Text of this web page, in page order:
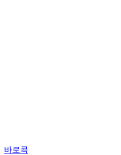
바로콕